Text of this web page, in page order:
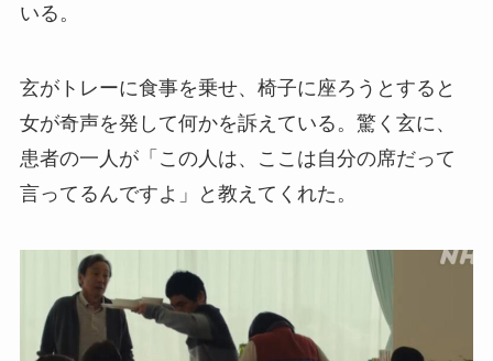
いる。
玄がトレーに食事を乗せ、椅子に座ろうとすると
女が奇声を発して何かを訴えている。驚く玄に、
患者の一人が「この人は、ここは自分の席だって
言ってるんですよ」と教えてくれた。